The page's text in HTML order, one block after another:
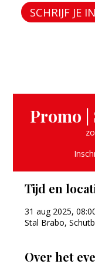
SCHRIJF JE IN
Promo |
Tijd en
31 aug 2025,
Stal Brabo,
Over het